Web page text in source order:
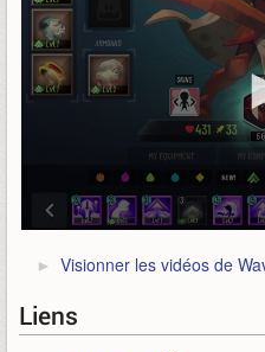
Visionner les vidéos de
Liens